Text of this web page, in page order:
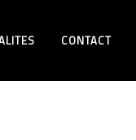
CONTACT